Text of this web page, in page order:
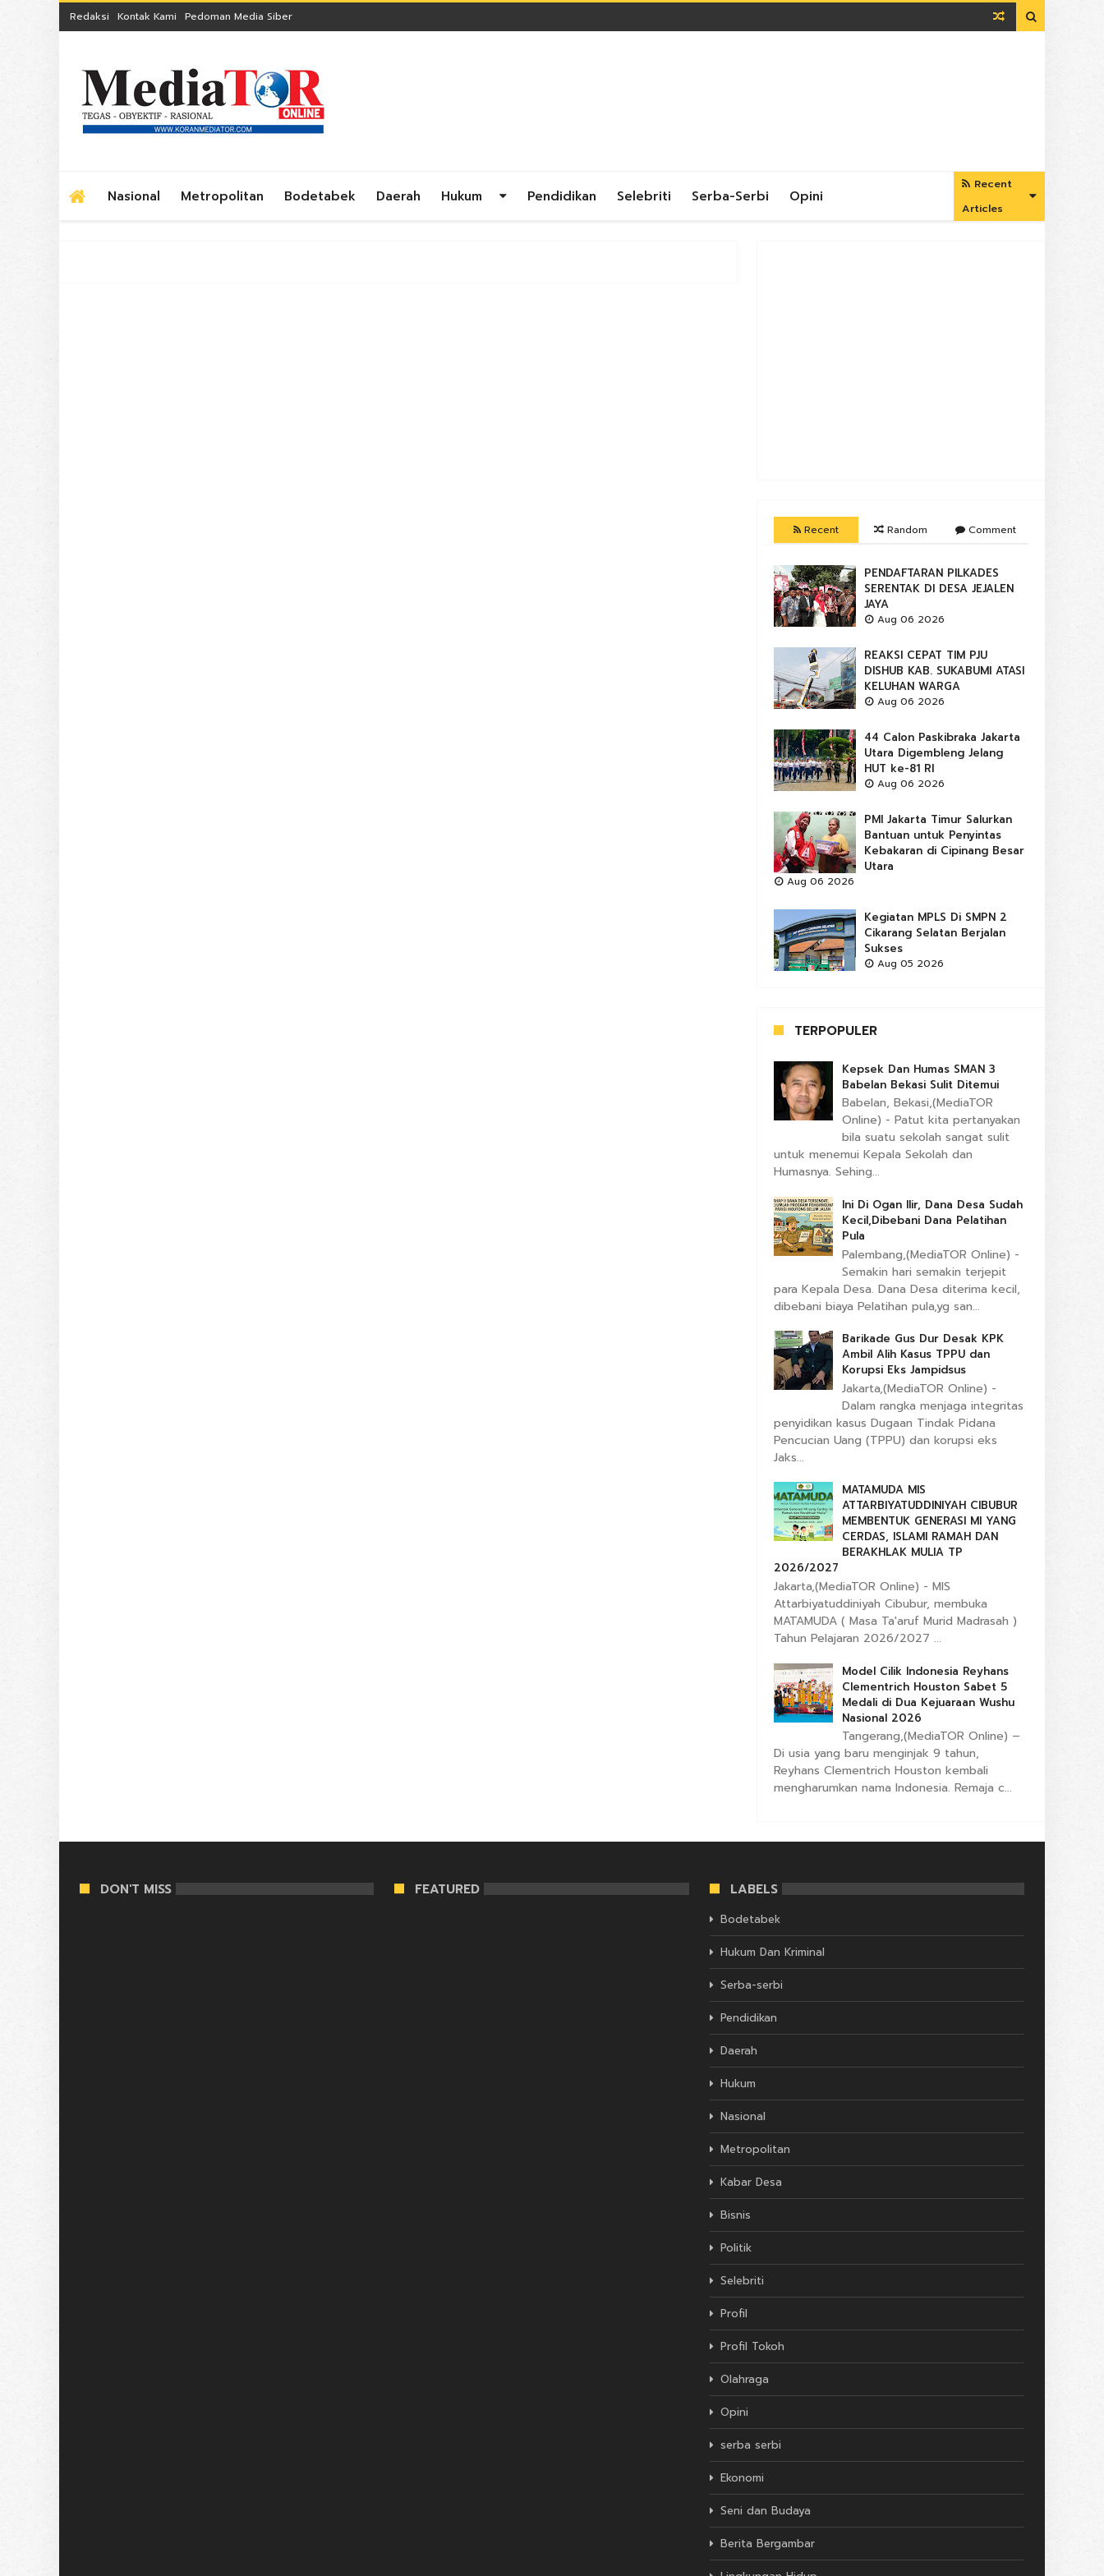
Redaksi Kontak Kami Pedoman Media Siber 
Nasional Metropolitan Bodetabek Daerah Hukum Pendidikan Selebriti Serba-Serbi Opini
Recent
Articles
Recent Random Comment
PENDAFTARAN PILKADES
SERENTAK DI DESA JEJALEN
JAYA
Aug 06 2026
REAKSI CEPAT TIM PJU
DISHUB KAB. SUKABUMI ATASI
KELUHAN WARGA
Aug 06 2026
44 Calon Paskibraka Jakarta
Utara Digembleng Jelang
HUT ke-81 RI
Aug 06 2026
PMI Jakarta Timur Salurkan
Bantuan untuk Penyintas
Kebakaran di Cipinang Besar
Utara
Aug 06 2026
Kegiatan MPLS Di SMPN 2
Cikarang Selatan Berjalan
Sukses
Aug 05 2026
TERPOPULER
Kepsek Dan Humas SMAN 3
Babelan Bekasi Sulit Ditemui
Babelan, Bekasi,(MediaTOR
Online) - Patut kita pertanyakan
bila suatu sekolah sangat sulit
untuk menemui Kepala Sekolah dan
Humasnya. Sehing...
Ini Di Ogan Ilir, Dana Desa Sudah
Kecil,Dibebani Dana Pelatihan
Pula
Palembang,(MediaTOR Online) -
Semakin hari semakin terjepit
para Kepala Desa. Dana Desa diterima kecil,
dibebani biaya Pelatihan pula,yg san...
Barikade Gus Dur Desak KPK
Ambil Alih Kasus TPPU dan
Korupsi Eks Jampidsus
Jakarta,(MediaTOR Online) -
Dalam rangka menjaga integritas
penyidikan kasus Dugaan Tindak Pidana
Pencucian Uang (TPPU) dan korupsi eks
Jaks...
MATAMUDA MIS
ATTARBIYATUDDINIYAH CIBUBUR
MEMBENTUK GENERASI MI YANG
CERDAS, ISLAMI RAMAH DAN
BERAKHLAK MULIA TP
2026/2027
Jakarta,(MediaTOR Online) - MIS
Attarbiyatuddiniyah Cibubur, membuka
MATAMUDA ( Masa Ta'aruf Murid Madrasah )
Tahun Pelajaran 2026/2027 ...
Model Cilik Indonesia Reyhans
Clementrich Houston Sabet 5
Medali di Dua Kejuaraan Wushu
Nasional 2026
Tangerang,(MediaTOR Online) –
Di usia yang baru menginjak 9 tahun,
Reyhans Clementrich Houston kembali
mengharumkan nama Indonesia. Remaja c...
DON'T MISS FEATURED LABELS
Bodetabek
Hukum Dan Kriminal
Serba-serbi
Pendidikan
Daerah
Hukum
Nasional
Metropolitan
Kabar Desa
Bisnis
Politik
Selebriti
Profil
Profil Tokoh
Olahraga
Opini
serba serbi
Ekonomi
Seni dan Budaya
Berita Bergambar